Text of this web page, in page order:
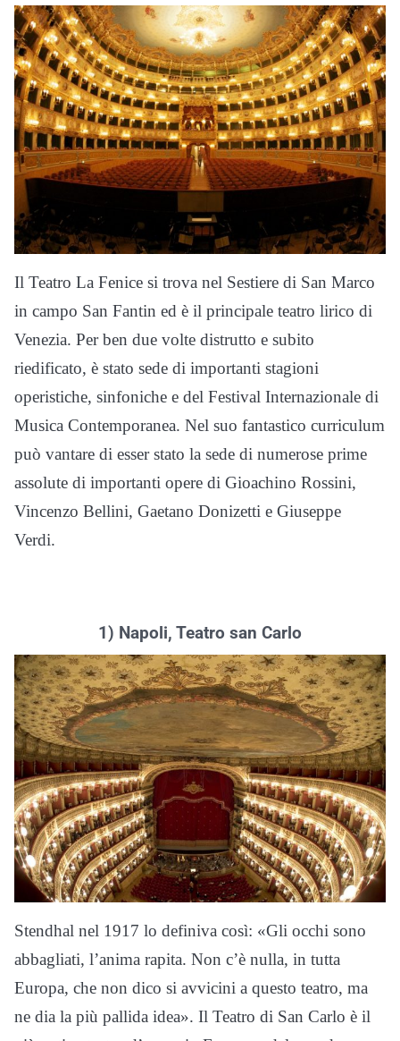
Il Teatro La Fenice si trova nel Sestiere di San Marco
in campo San Fantin ed è il principale teatro lirico di
Venezia. Per ben due volte distrutto e subito
riedificato, è stato sede di importanti stagioni
operistiche, sinfoniche e del Festival Internazionale di
Musica Contemporanea. Nel suo fantastico curriculum
può vantare di esser stato la sede di numerose prime
assolute di importanti opere di Gioachino Rossini,
Vincenzo Bellini, Gaetano Donizetti e Giuseppe
Verdi.
1) Napoli, Teatro san Carlo
Stendhal nel 1917 lo definiva così: «Gli occhi sono
abbagliati, l’anima rapita. Non c’è nulla, in tutta
Europa, che non dico si avvicini a questo teatro, ma
ne dia la più pallida idea». Il Teatro di San Carlo è il